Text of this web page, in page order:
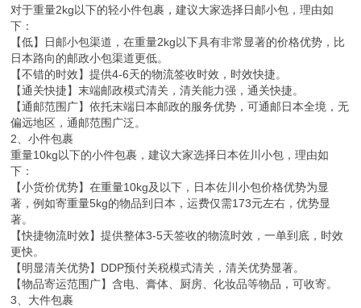
对于重量2kg以下的轻小件包裹，建议大家选择日邮小包，理由如
下：
【低】日邮小包渠道，在重量2kg以下具有非常显著的价格优势，比
日本路向的邮政小包渠道更低。
【不错的时效】提供4-6天的物流签收时效，时效快捷。
【通关快捷】末端邮政模式清关，清关能力强，通关快捷。
【通邮范围广】依托末端日本邮政的服务优势，可通邮日本全境，无
偏远地区，通邮范围广泛。
2、小件包裹
重量10kg以下的小件包裹，建议大家选择日本佐川小包，理由如
下：
【小货价优势】在重量10kg及以下，日本佐川小包价格优势为显
著，例如寄重量5kg的物品到日本，运费仅需173元左右，优势显
著。
【快捷物流时效】提供整体3-5天签收的物流时效，一单到底，时效
更快。
【明显清关优势】DDP预付关税模式清关，清关优势显著。
【物品寄运范围广】含电、膏体、厨房、化妆品等物品，可收寄。
3、大件包裹